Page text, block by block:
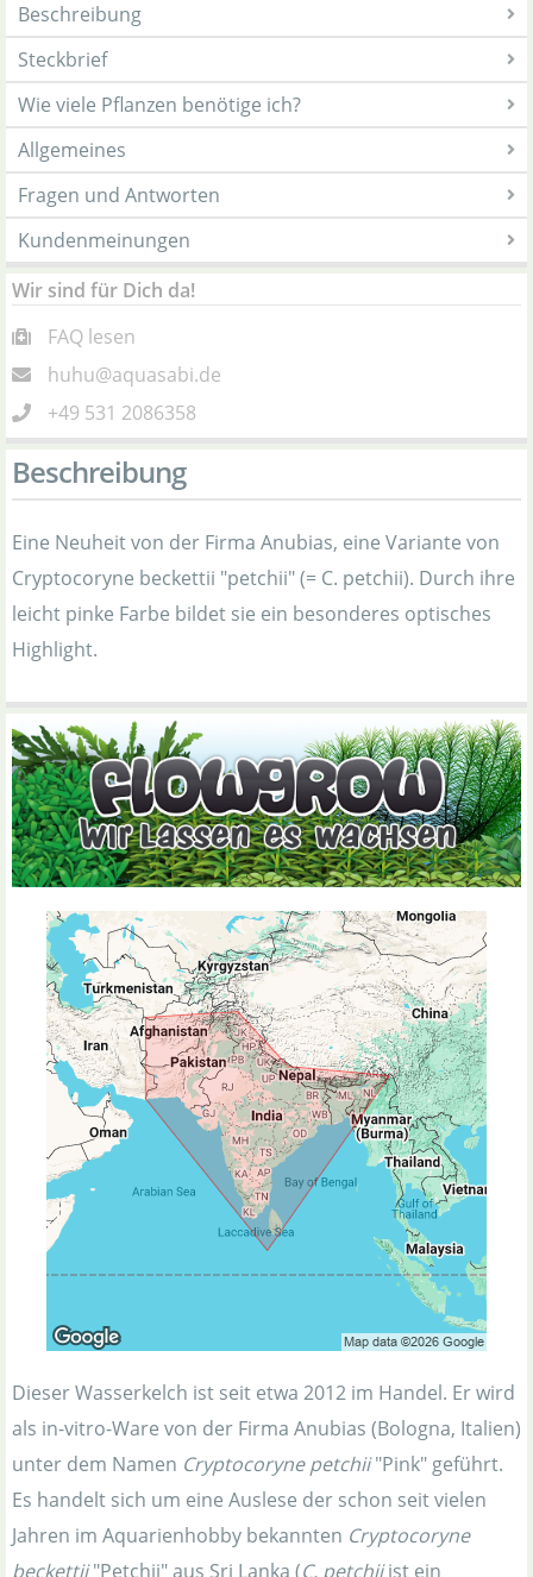
Beschreibung
Steckbrief
Wie viele Pflanzen benötige ich?
Allgemeines
Fragen und Antworten
Kundenmeinungen
Wir sind für Dich da!
FAQ lesen
huhu@aquasabi.de
+49 531 2086358
Beschreibung
Eine Neuheit von der Firma Anubias, eine Variante von
Cryptocoryne beckettii "petchii" (= C. petchii). Durch ihre
leicht pinke Farbe bildet sie ein besonderes optisches
Highlight.
Dieser Wasserkelch ist seit etwa 2012 im Handel. Er wird
als in-vitro-Ware von der Firma Anubias (Bologna, Italien)
unter dem Namen Cryptocoryne petchii"Pink" geführt.
Es handelt sich um eine Auslese der schon seit vielen
Jahren im Aquarienhobby bekannten Cryptocoryne
beckettii"Petchii" aus Sri Lanka (C. petchiiist ein